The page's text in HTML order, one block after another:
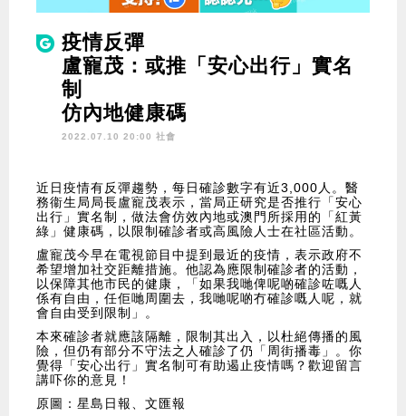
疫情反彈
盧寵茂：或推「安心出行」實名
制
仿內地健康碼
2022.07.10 20:00 社會
近日疫情有反彈趨勢，每日確診數字有近3,000人。醫
務衞生局局長盧寵茂表示，當局正研究是否推行「安心
出行」實名制，做法會仿效內地或澳門所採用的「紅黃
綠」健康碼，以限制確診者或高風險人士在社區活動。
盧寵茂今早在電視節目中提到最近的疫情，表示政府不
希望增加社交距離措施。他認為應限制確診者的活動，
以保障其他市民的健康，「如果我哋俾呢啲確診咗嘅人
係有自由，任佢哋周圍去，我哋呢啲冇確診嘅人呢，就
會自由受到限制」。
本來確診者就應該隔離，限制其出入，以杜絕傳播的風
險，但仍有部分不守法之人確診了仍「周街播毒」。你
覺得「安心出行」實名制可有助遏止疫情嗎？歡迎留言
講吓你的意見！
原圖：星島日報、文匯報